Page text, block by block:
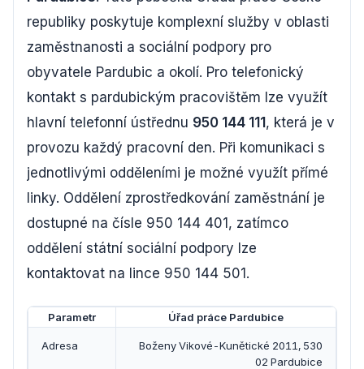
republiky poskytuje komplexní služby v oblasti
zaměstnanosti a sociální podpory pro
obyvatele Pardubic a okolí. Pro telefonický
kontakt s pardubickým pracovištěm lze využít
hlavní telefonní ústřednu 950 144 111 , která je v
provozu každý pracovní den. Při komunikaci s
jednotlivými odděleními je možné využít přímé
linky. Oddělení zprostředkování zaměstnání je
dostupné na čísle 950 144 401, zatímco
oddělení státní sociální podpory lze
kontaktovat na lince 950 144 501.
Parametr Úřad práce Pardubice
Adresa
Boženy Vikové-Kunětické 2011, 530
02 Pardubice